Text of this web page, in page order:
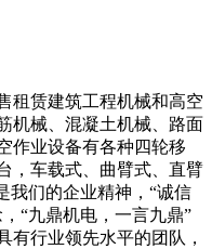
租赁建筑工程机械和高空
机械、混凝土机械、路面
作业设备有各种四轮移
，车载式、曲臂式、直臂
我们的企业精神，“诚信
“九鼎机电，一言九鼎”
有行业领先水平的团队，